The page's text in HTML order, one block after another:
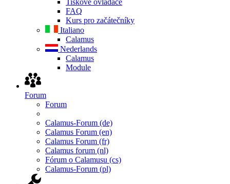
Tiskové ovladače
FAQ
Kurs pro začátečníky
Italiano
Calamus
Nederlands
Calamus
Module
Forum
Forum
Calamus-Forum (de)
Calamus Forum (en)
Calamus Forum (fr)
Calamus forum (nl)
Fórum o Calamusu (cs)
Calamus-Forum (pl)